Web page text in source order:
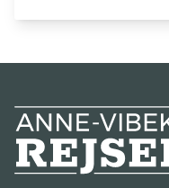
Anne-Vibeke Rejser